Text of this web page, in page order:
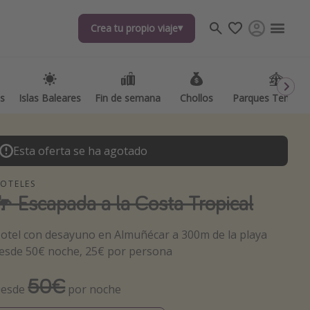
Crea tu propio viaje
Islas Baleares Fin de semana Chollos Parques
destinos
Esta oferta se ha agotado
Escapada a la Costa Tropical
con desayuno en Almuñécar a 300m de la playa
50€ noche, 25€ por persona
50€ por noche